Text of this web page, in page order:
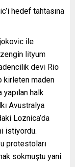
hedef tahtasına
ile
zengin lityum
devi Rio
kirleten maden
yapılan halk
Avustralya
Loznica’da
istiyordu.
protestoları
sokmuştu yani.